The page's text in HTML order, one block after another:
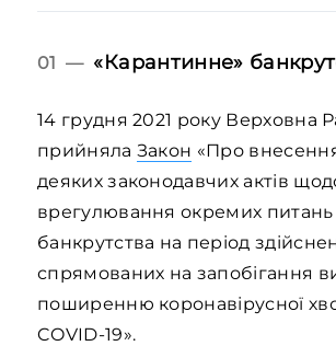
01 — «Карантинне»
14 грудня 2021 року Верховна
прийняла Закон «Про
деяких законодавчих актів
врегулювання окремих
банкрутства на період
спрямованих на запобігання
поширенню коронавірусної
COVID-19».